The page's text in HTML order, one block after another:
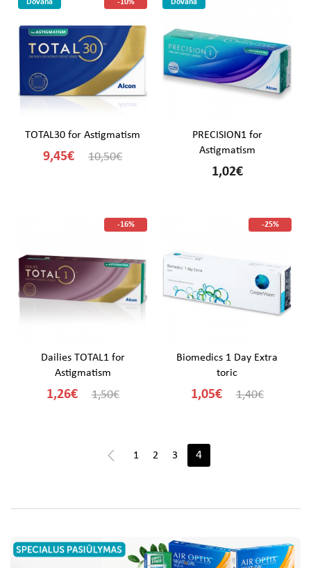
Dovana -10%
TOTAL30 for Astigmatism
9,45€ 10,50€
Dovana
PRECISION1 for
Astigmatism
1,02€
-16%
Dailies TOTAL1 for
Astigmatism
1,26€ 1,50€
-25%
Biomedics 1 Day Extra
toric
1,05€ 1,40€
< 1 2 3 4